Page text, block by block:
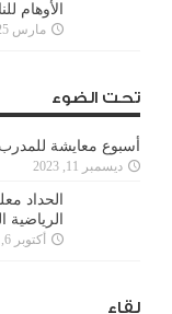
الأوهام
مارس 25, 2022
تحت الضوء
أسبوع معايشة
ديسمبر 11, 2023
الحداد
الرياضية
أكتوبر 6, 2021
لقاء